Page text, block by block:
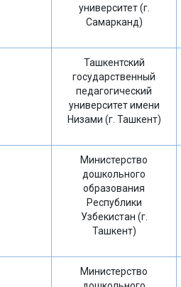
университет (г.
Самарканд)
Ташкентский
государственный
педагогический
университет имени
Низами (г. Ташкент)
Министерство
дошкольного
образования
Республики
Узбекистан (г.
Ташкент)
Министерство